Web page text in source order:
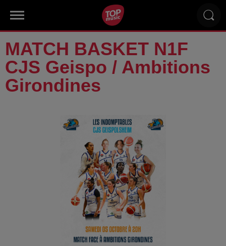
MATCH BASKET N1F
CJS Geispo / Ambitions
Girondines